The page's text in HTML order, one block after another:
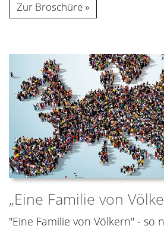
Zur Broschüre
„Eine Familie von
"Eine Familie von Völkern" - so